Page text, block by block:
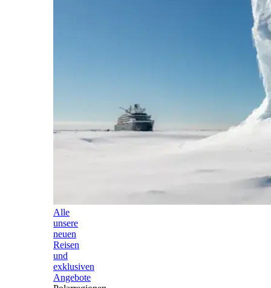
Alle
unsere
neuen
Reisen
und
exklusiven
Angebote